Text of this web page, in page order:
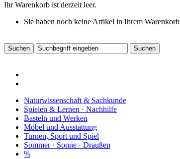
Ihr Warenkorb ist derzeit leer.
Sie haben noch keine Artikel in Ihrem Warenkorb
Naturwissenschaft & Sachkunde
Spielen & Lernen · Nachhilfe
Basteln und Werken
Möbel und Ausstattung
Turnen, Sport und Spiel
Sommer · Sonne · Draußen
%